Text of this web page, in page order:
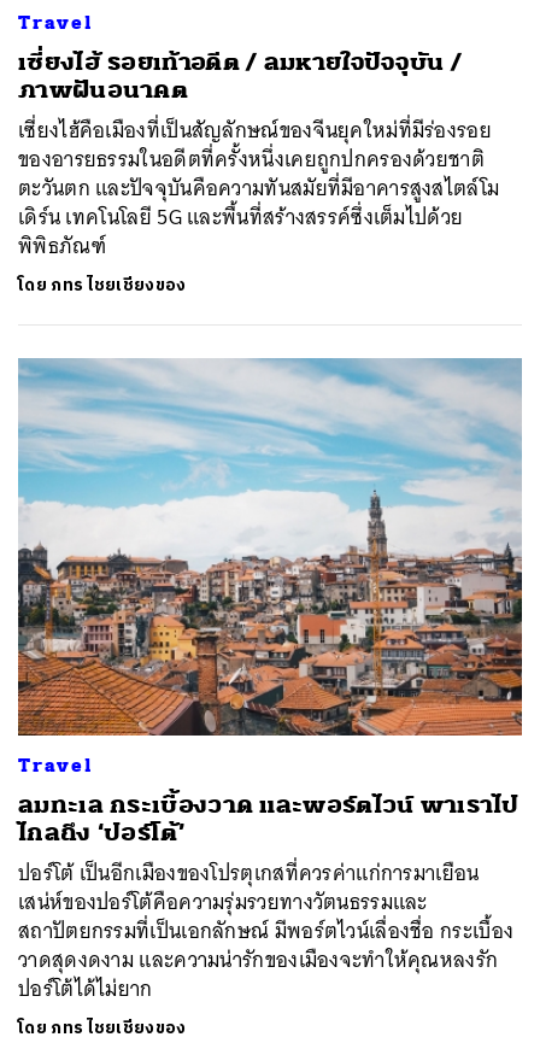
Travel
เซี่ยงไฮ้ รอยเท้าอดีต / ลมหายใจปัจจุบัน /
ภาพฝันอนาคต
เซี่ยงไฮ้คือเมืองที่เป็นสัญลักษณ์ของจีนยุคใหม่ที่มีร่องรอย
ของอารยธรรมในอดีตที่ครั้งหนึ่งเคยถูกปกครองด้วยชาติ
ตะวันตก และปัจจุบันคือความทันสมัยที่มีอาคารสูงสไตล์โม
เดิร์น เทคโนโลยี 5G และพื้นที่สร้างสรรค์ซึ่งเต็มไปด้วย
พิพิธภัณฑ์
โดย ภทร ไชยเชียงของ
Travel
ลมทะเล กระเบื้องวาด และพอร์ตไวน์ พาเราไป
ไกลถึง ‘ปอร์โต้’
ปอร์โต้ เป็นอีกเมืองของโปรตุเกสที่ควรค่าแก่การมาเยือน
เสน่ห์ของปอร์โต้คือความรุ่มรวยทางวัตนธรรมและ
สถาปัตยกรรมที่เป็นเอกลักษณ์ มีพอร์ตไวน์เลื่องชื่อ กระเบื้อง
วาดสุดงดงาม และความน่ารักของเมืองจะทำให้คุณหลงรัก
ปอร์โต้ได้ไม่ยาก
โดย ภทร ไชยเชียงของ